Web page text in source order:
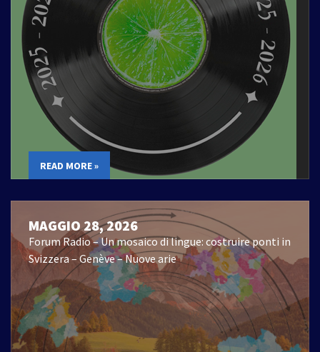
READ MORE »
MAGGIO 28, 2026
Forum Radio – Un mosaico di lingue: costruire ponti in
Svizzera – Genève – Nuove arie